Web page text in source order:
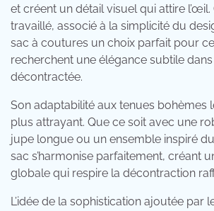
et créent un détail visuel qui attire l’œil.
travaillé, associé à la simplicité du
sac à coutures un choix parfait pour
recherchent une élégance subtile
décontractée.
Son adaptabilité aux tenues bohèmes
plus attrayant. Que ce soit avec une
jupe longue ou un ensemble inspiré
sac s’harmonise parfaitement, créant
globale qui respire la décontraction
L’idée de la sophistication ajoutée par